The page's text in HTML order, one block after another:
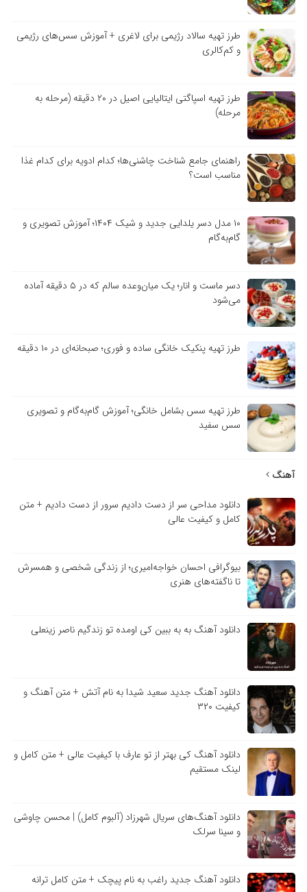
طرز تهیه سالاد رژیمی برای لاغری + آموزش سس‌های رژیمی
و کم‌کالری
طرز تهیه اسپاگتی ایتالیایی اصیل در ۲۰ دقیقه (مرحله به
مرحله)
راهنمای جامع شناخت چاشنی‌ها؛ کدام ادویه برای کدام غذا
مناسب است؟
۱۰ مدل دسر یلدایی جدید و شیک ۱۴۰۴؛ آموزش تصویری و
گام‌به‌گام
دسر ماست و انار؛ یک میان‌وعده سالم که در ۵ دقیقه آماده
می‌شود
طرز تهیه پنکیک خانگی ساده و فوری؛ صبحانه‌ای در ۱۰ دقیقه
طرز تهیه سس بشامل خانگی؛ آموزش گام‌به‌گام و تصویری
سس سفید
آهنگ
دانلود مداحی سر از دست دادیم سرور از دست دادیم + متن
کامل و کیفیت عالی
بیوگرافی احسان خواجه‌امیری؛ از زندگی شخصی و همسرش
تا ناگفته‌های هنری
دانلود آهنگ به به ببین کی اومده تو زندگیم ناصر زینعلی
دانلود آهنگ جدید سعید شیدا به نام آتش + متن آهنگ و
کیفیت ۳۲۰
دانلود آهنگ کی بهتر از تو عارف با کیفیت عالی + متن کامل و
لینک مستقیم
دانلود آهنگ‌های سریال شهرزاد (آلبوم کامل) | محسن چاوشی
و سینا سرلک
دانلود آهنگ جدید راغب به نام پیچک + متن کامل ترانه